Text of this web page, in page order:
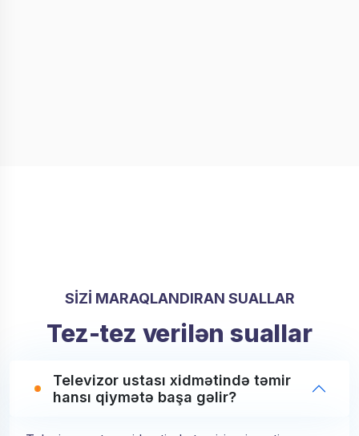
SİZİ MARAQLANDIRAN SUALLAR
Tez-tez verilən suallar
Televizor ustası xidmətində təmir
hansı qiymətə başa gəlir?